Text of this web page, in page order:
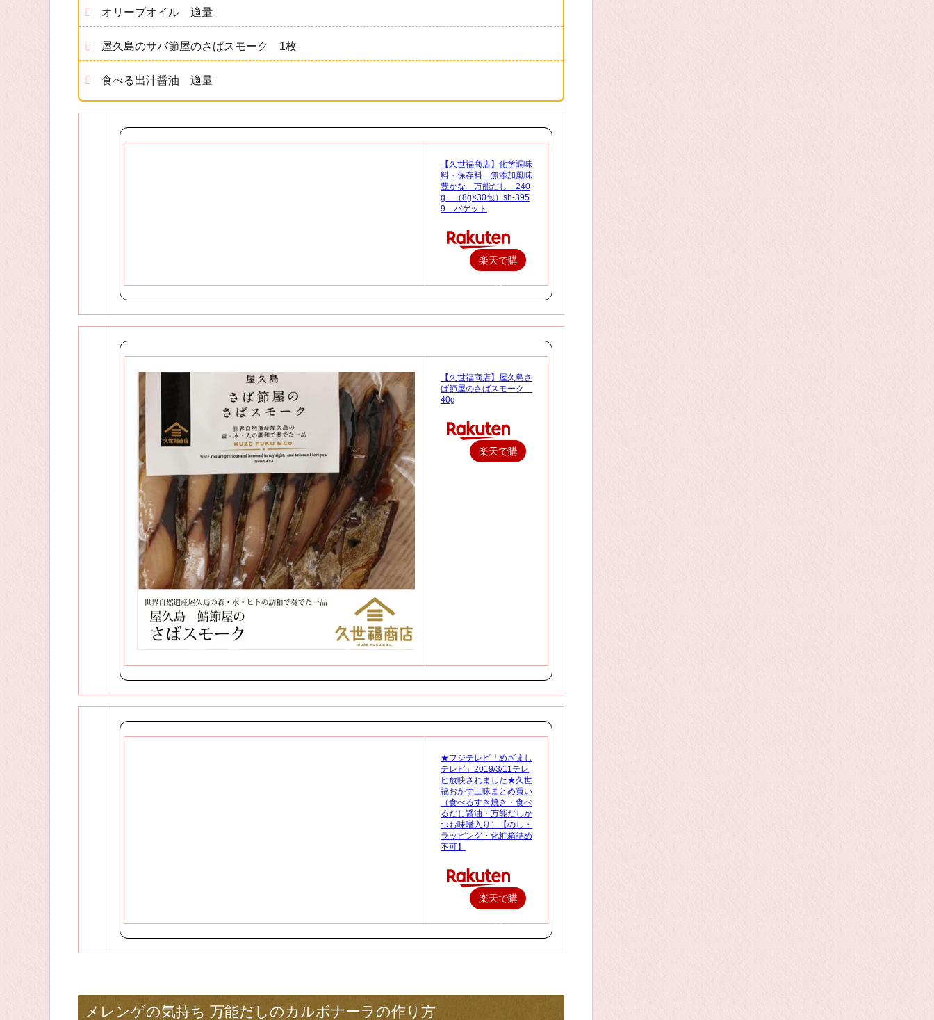
オリーブオイル 適量
屋久島のサバ節屋のさばスモーク 1枚
食べる出汁醤油 適量
【久世福商店】化学調味
料・保存料 無添加風味
豊かな 万能だし 240
g （8g×30包）sh-395
9 バゲット
楽天で購
入
【久世福商店】屋久島さ
ば節屋のさばスモーク
40g
楽天で購
★フジテレビ「めざまし
テレビ」2019/3/11テレ
ビ放映されました★久世
福おかず三昧まとめ買い
（食べるすき焼き・食べ
るだし醤油・万能だしか
つお味噌入り）【のし・
ラッピング・化粧箱詰め
不可】
楽天で購
入
メレンゲの気持ち 万能だしのカルボナーラの作り方